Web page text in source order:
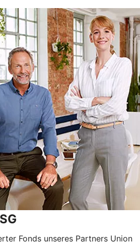
Fonds unseres Partners Union